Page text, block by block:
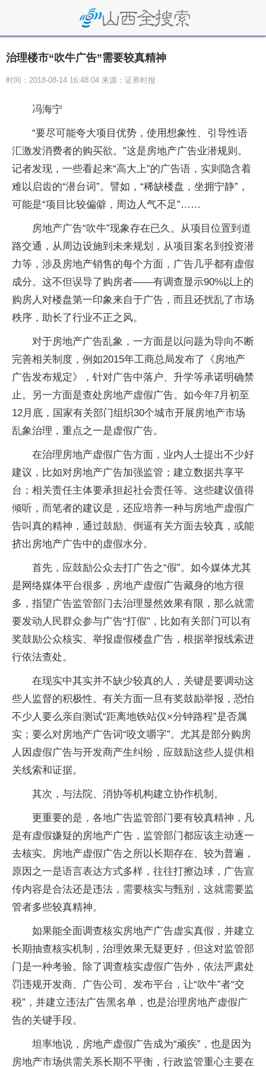
治理楼市“吹牛广告”需要较真精神
时间：2018-08-14 16:48:04 来源：证券时报
冯海宁
“要尽可能夸大项目优势，使用想象性、引导性语
汇激发消费者的购买欲。”这是房地产广告业潜规则。
记者发现，一些看起来“高大上”的广告语，实则隐含着
难以启齿的“潜台词”。譬如，“稀缺楼盘，坐拥宁静”，
可能是“项目比较偏僻，周边人气不足”……
房地产广告“吹牛”现象存在已久。从项目位置到道
路交通，从周边设施到未来规划，从项目案名到投资潜
力等，涉及房地产销售的每个方面，广告几乎都有虚假
成分。这不但误导了购房者——有调查显示90%以上的
购房人对楼盘第一印象来自于广告，而且还扰乱了市场
秩序，助长了行业不正之风。
对于房地产广告乱象，一方面是以问题为导向不断
完善相关制度，例如2015年工商总局发布了《房地产
广告发布规定》，针对广告中落户、升学等承诺明确禁
止。另一方面是查处房地产虚假广告。如今年7月初至
12月底，国家有关部门组织30个城市开展房地产市场
乱象治理，重点之一是虚假广告。
在治理房地产虚假广告方面，业内人士提出不少好
建议，比如对房地产广告加强监管；建立数据共享平
台；相关责任主体要承担起社会责任等。这些建议值得
倾听，而笔者的建议是，还应培养一种与房地产虚假广
告叫真的精神，通过鼓励、倒逼有关方面去较真，或能
挤出房地产广告中的虚假水分。
首先，应鼓励公众去打广告之“假”。如今媒体尤其
是网络媒体平台很多，房地产虚假广告藏身的地方很
多，指望广告监管部门去治理显然效果有限，那么就需
要发动人民群众参与广告“打假”，比如有关部门可以有
奖鼓励公众核实、举报虚假楼盘广告，根据举报线索进
行依法查处。
在现实中其实并不缺少较真的人，关键是要调动这
些人监督的积极性。有关方面一旦有奖鼓励举报，恐怕
不少人要么亲自测试“距离地铁站仅×分钟路程”是否属
实；要么对房地产广告词“咬文嚼字”。尤其是部分购房
人因虚假广告与开发商产生纠纷，应鼓励这些人提供相
关线索和证据。
其次，与法院、消协等机构建立协作机制。
更重要的是，各地广告监管部门要有较真精神，凡
是有虚假嫌疑的房地产广告，监管部门都应该主动逐一
去核实。房地产虚假广告之所以长期存在、较为普遍，
原因之一是语言表达方式多样，往往打擦边球，广告宣
传内容是合法还是违法，需要核实与甄别，这就需要监
管者多些较真精神。
如果能全面调查核实房地产广告虚实真假，并建立
长期抽查核实机制，治理效果无疑更好，但这对监管部
门是一种考验。除了调查核实虚假广告外，依法严肃处
罚违规开发商、广告公司、发布平台，让“吹牛”者“交
税”，并建立违法广告黑名单，也是治理房地产虚假广
告的关键手段。
坦率地说，房地产虚假广告成为“顽疾”，也是因为
房地产市场供需关系长期不平衡，行政监管重心主要在